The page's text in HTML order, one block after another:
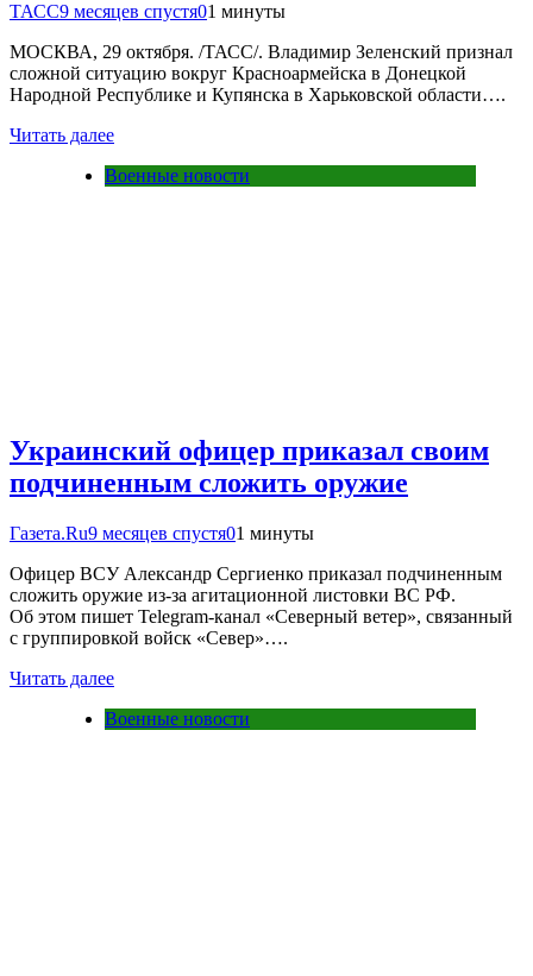
ТАСС9 месяцев спустя01 минуты
МОСКВА, 29 октября. /ТАСС/. Владимир Зеленский признал
сложной ситуацию вокруг Красноармейска в Донецкой
Народной Республике и Купянска в Харьковской области….
Читать далее
Военные новости
Украинский офицер приказал своим
подчиненным сложить оружие
Газета.Ru9 месяцев спустя01 минуты
Офицер ВСУ Александр Сергиенко приказал подчиненным
сложить оружие из-за агитационной листовки ВС РФ.
Об этом пишет Telegram-канал «Северный ветер», связанный
с группировкой войск «Север»….
Читать далее
Военные новости